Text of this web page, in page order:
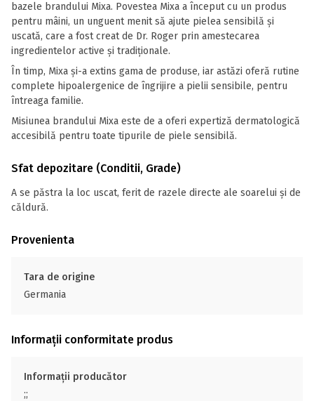
bazele brandului Mixa. Povestea Mixa a început cu un produs
pentru mâini, un unguent menit să ajute pielea sensibilă și
uscată, care a fost creat de Dr. Roger prin amestecarea
ingredientelor active și tradiționale.
În timp, Mixa și-a extins gama de produse, iar astăzi oferă rutine
complete hipoalergenice de îngrijire a pielii sensibile, pentru
întreaga familie.
Misiunea brandului Mixa este de a oferi expertiză dermatologică
accesibilă pentru toate tipurile de piele sensibilă.
Sfat depozitare (Conditii, Grade)
A se păstra la loc uscat, ferit de razele directe ale soarelui și de
căldură.
Provenienta
Tara de origine
Germania
Informații conformitate produs
Informații producător
;;